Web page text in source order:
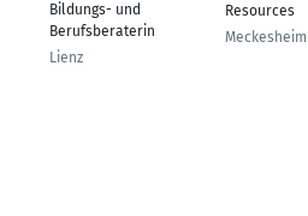
Bildungs- und
Berufsberaterin
Lienz
Resources
Meckesheim